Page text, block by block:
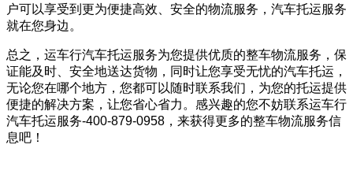
户可以享受到更为便捷高效、安全的物流服务，汽车托运服务
就在您身边。
总之，运车行汽车托运服务为您提供优质的整车物流服务，保
证能及时、安全地送达货物，同时让您享受无忧的汽车托运，
无论您在哪个地方，您都可以随时联系我们，为您的托运提供
便捷的解决方案，让您省心省力。感兴趣的您不妨联系运车行
汽车托运服务-400-879-0958，来获得更多的整车物流服务信
息吧！